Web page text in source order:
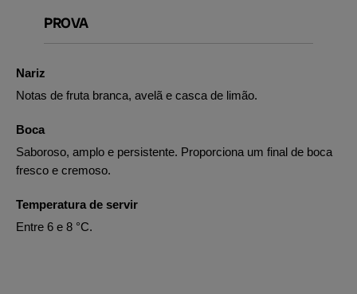
PROVA
Nariz
Notas de fruta branca, avelã e casca de limão.
Boca
Saboroso, amplo e persistente. Proporciona um final de boca
fresco e cremoso.
Temperatura de servir
Entre 6 e 8 °C.